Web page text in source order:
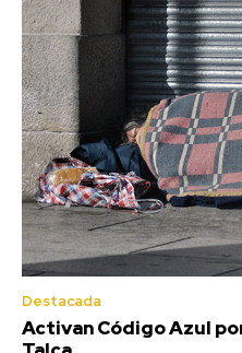
Destacada
Activan Código Azul